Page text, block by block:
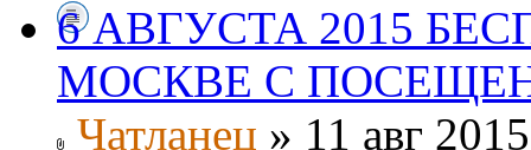
6 АВГУСТА 2015
МОСКВЕ С
Чатланец » 11 авг